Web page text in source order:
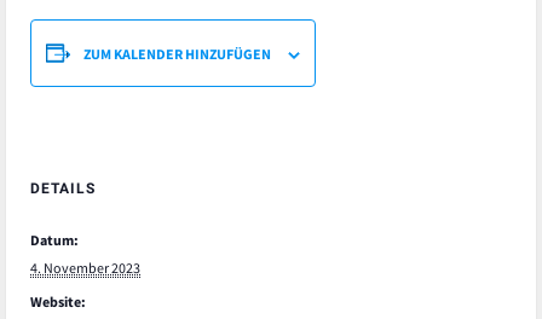
ZUM KALENDER HINZUFÜGEN
DETAILS
Datum:
4. November 2023
Website: